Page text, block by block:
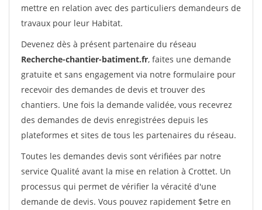
mettre en relation avec des particuliers demandeurs de
travaux pour leur Habitat.
Devenez dès à présent partenaire du réseau
Recherche-chantier-batiment.fr, faites une demande
gratuite et sans engagement via notre formulaire pour
recevoir des demandes de devis et trouver des
chantiers. Une fois la demande validée, vous recevrez
des demandes de devis enregistrées depuis les
plateformes et sites de tous les partenaires du réseau.
Toutes les demandes devis sont vérifiées par notre
service Qualité avant la mise en relation à Crottet. Un
processus qui permet de vérifier la véracité d'une
demande de devis. Vous pouvez rapidement $etre en